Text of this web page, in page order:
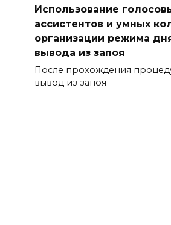
Использование
ассистентов и умных
организации режима
вывода из запоя
После прохождения
вывод из запоя